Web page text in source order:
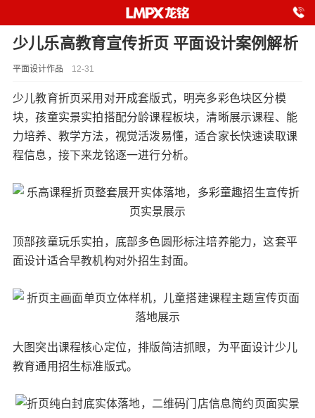
少儿乐高教育宣传折页 平面设计案例解析
平面设计作品 12-31
少儿教育折页采用对开成套版式，明亮多彩色块区分模
块，孩童实景实拍搭配分龄课程板块，清晰展示课程、能
力培养、教学方法，视觉活泼易懂，适合家长快速读取课
程信息，接下来龙铭逐一进行分析。
顶部孩童玩乐实拍，底部多色圆形标注培养能力，这套平
面设计适合早教机构对外招生封面。
大图突出课程核心定位，排版简洁抓眼，为平面设计少儿
教育通用招生标准版式。